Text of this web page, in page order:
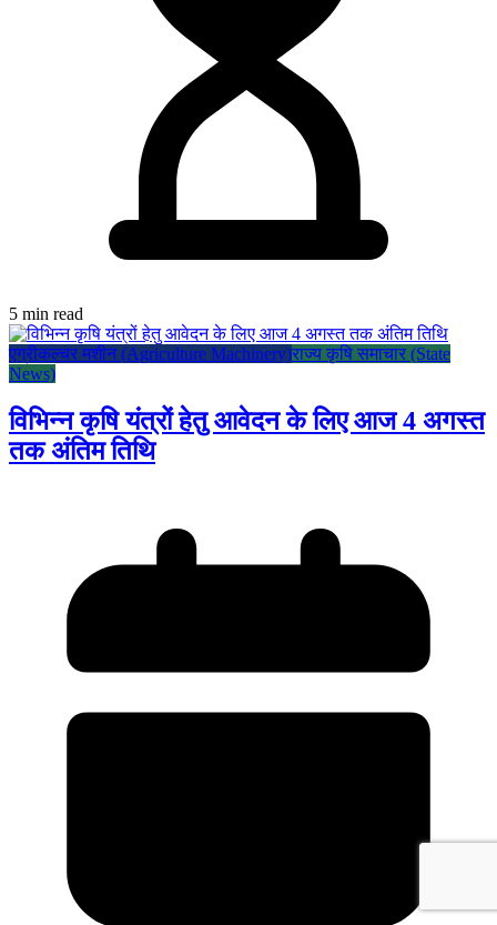
5 min read
एग्रीकल्चर मशीन (Agriculture Machinery)राज्य कृषि समाचार (State
News)
विभिन्न कृषि यंत्रों हेतु आवेदन के लिए आज 4 अगस्त
तक अंतिम तिथि